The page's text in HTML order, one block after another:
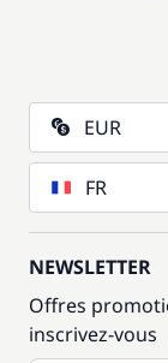
EUR
FR
NEWSLETTER
Offres
inscrivez-vous